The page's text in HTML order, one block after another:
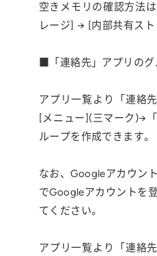
空きメモリの確認方法
レージ] → [内部共有スト
■「連絡先」アプリの
アプリ一覧より「連絡
[メニュー](三マーク)→
ループを作成できます。
なお、Googleアカウン
でGoogleアカウントを
てください。
アプリ一覧より「連絡